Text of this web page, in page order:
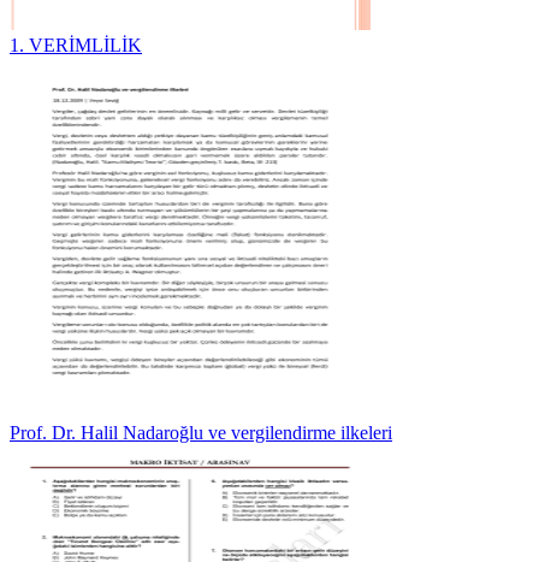
1. VERİMLİLİK
Prof. Dr. Halil Nadaroğlu ve vergilendirme ilkeleri